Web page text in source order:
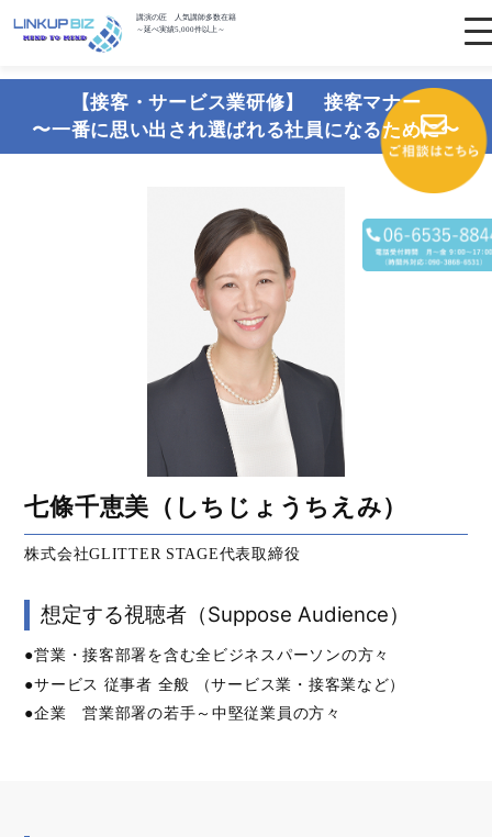
講演の匠 人気講師多数在籍
～延べ実績5,000件以上～
【接客・サービス業研修】 接客マナー
〜一番に思い出され選ばれる社員になるために〜
七條千恵美（しちじょうちえみ）
株式会社GLITTER STAGE代表取締役
想定する視聴者（Suppose Audience）
●営業・接客部署を含む全ビジネスパーソンの方々
●サービス 従事者 全般 （サービス業・接客業など）
●企業 営業部署の若手～中堅従業員の方々